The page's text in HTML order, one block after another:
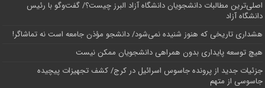
اصلی‌ترین مطالبات دانشجویان دانشگاه آزاد البرز چیست؟/ گفت‌وگو با رئیس
دانشگاه آز‌اد
هشداری تاریخی که هنوز شنیده نمی‌شود/ دانشجو مؤذن جامعه است نه تماشاگر!
هیچ توسعه پایداری بدون همراهی دانشجویان ممکن نیست
جزئیات جدید از پرونده جاسوس اسرائیل در کرج/‌ کشف تجهیزات پیچیده
جاسوسی از متهم